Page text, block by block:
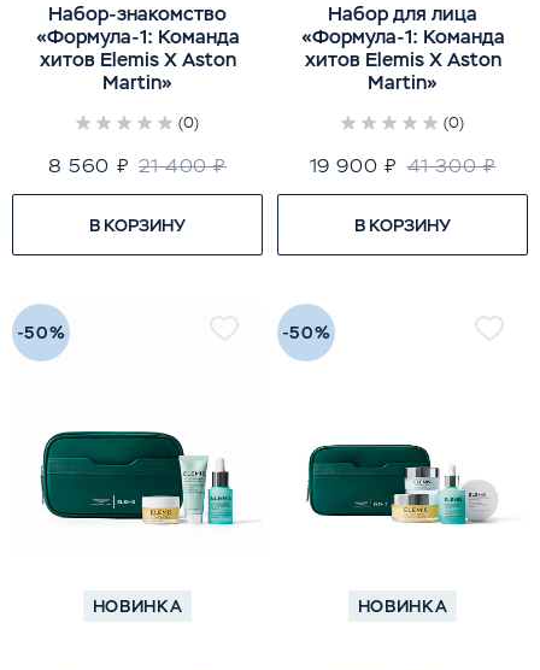
(0)
Набор-знакомство
«Формула-1: Команда
хитов Elemis X Aston
Martin»
8 560 ₽ 21 400 ₽
В КОРЗИНУ
(0)
Набор для лица
«Формула-1: Команда
хитов Elemis X Aston
Martin»
19 900 ₽ 41 300 ₽
В КОРЗИНУ
-50%
НОВИНКА
-50%
НОВИНКА